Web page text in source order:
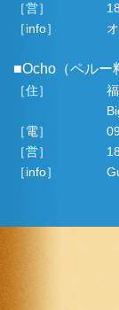
［営］
［info］
■Ocho（ペルー
［住］
［電］
［営］
［info］